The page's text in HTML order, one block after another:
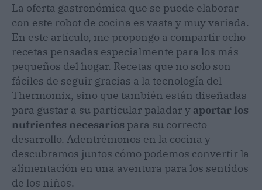
La oferta gastronómica que se puede elaborar
con este robot de cocina es vasta y muy variada.
En este artículo, me propongo a compartir ocho
recetas pensadas especialmente para los más
pequeños del hogar. Recetas que no solo son
fáciles de seguir gracias a la tecnología del
Thermomix, sino que también están diseñadas
para gustar a su particular paladar y aportar los
nutrientes necesarios para su correcto
desarrollo. Adentrémonos en la cocina y
descubramos juntos cómo podemos convertir la
alimentación en una aventura para los sentidos
de los niños.